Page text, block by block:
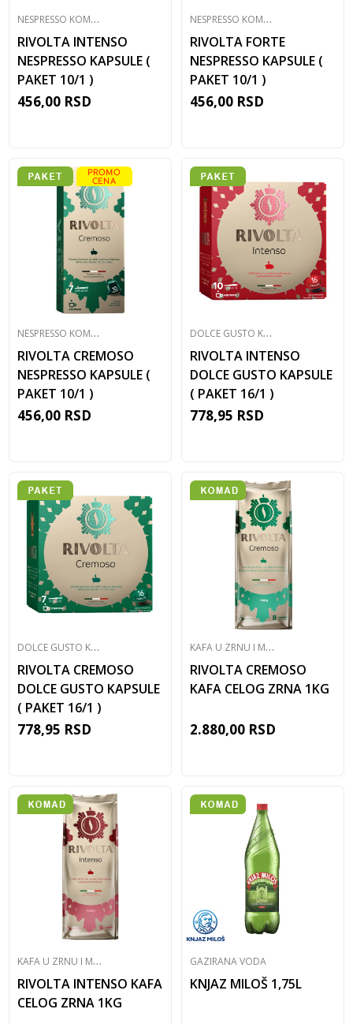
N
ESPRESSO KOMPATIBILNE KAPSULE
RIVOLTA INTENSO
NESPRESSO KAPSULE (
PAKET 10/1 )
456,00 RSD
N
ESPRESSO KOMPATIBILNE KAPSULE
RIVOLTA FORTE
NESPRESSO KAPSULE (
PAKET 10/1 )
456,00 RSD
N
ESPRESSO KOMPATIBILNE KAPSULE
RIVOLTA CREMOSO
NESPRESSO KAPSULE (
PAKET 10/1 )
456,00 RSD
D
OLCE GUSTO KOMPATIBILNE KAPSULE
RIVOLTA INTENSO
DOLCE GUSTO KAPSULE
( PAKET 16/1 )
778,95 RSD
D
OLCE GUSTO KOMPATIBILNE KAPSULE
RIVOLTA CREMOSO
DOLCE GUSTO KAPSULE
( PAKET 16/1 )
778,95 RSD
K
AFA U ZRNU I MLEVENA
RIVOLTA CREMOSO
KAFA CELOG ZRNA 1KG
2.880,00 RSD
K
AFA U ZRNU I MLEVENA
RIVOLTA INTENSO KAFA
CELOG ZRNA 1KG
GAZIRANA VODA
KNJAZ MILOŠ 1,75L